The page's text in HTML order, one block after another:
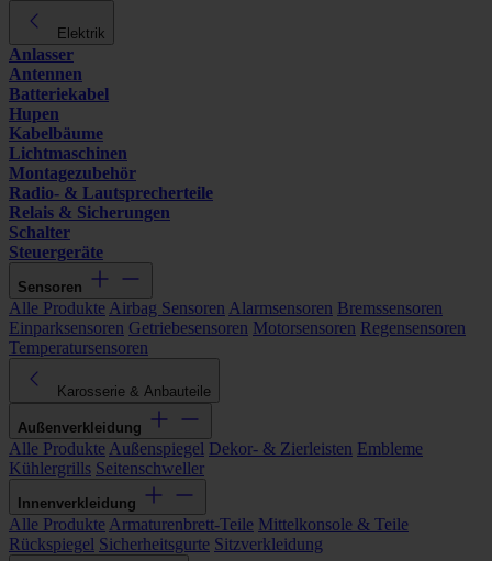
Elektrik
Anlasser
Antennen
Batteriekabel
Hupen
Kabelbäume
Lichtmaschinen
Montagezubehör
Radio- & Lautsprecherteile
Relais & Sicherungen
Schalter
Steuergeräte
Sensoren
Alle Produkte Airbag Sensoren Alarmsensoren Bremssensoren
Einparksensoren Getriebesensoren Motorsensoren Regensensoren
Temperatursensoren
Karosserie & Anbauteile
Außenverkleidung
Alle Produkte Außenspiegel Dekor- & Zierleisten Embleme
Kühlergrills Seitenschweller
Innenverkleidung
Alle Produkte Armaturenbrett-Teile Mittelkonsole & Teile
Rückspiegel Sicherheitsgurte Sitzverkleidung